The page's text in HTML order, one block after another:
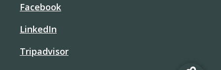
Facebook
LinkedIn
Tripadvisor